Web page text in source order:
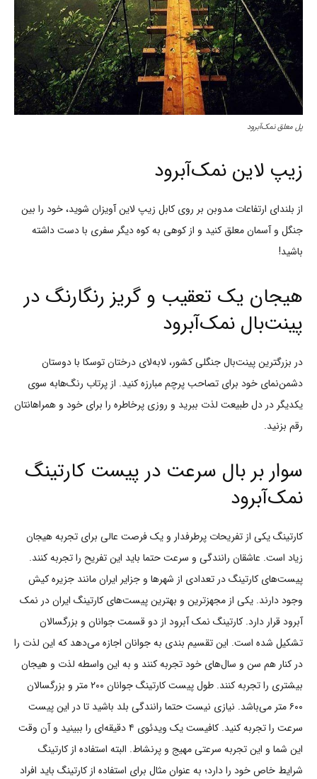
پل معلق نمک‌آبرود
زیپ لاین نمک‌آبرود
از بلندای ارتفاعات مدوبن بر روی کابل زیپ لاین آویزان شوید، خود را بین
جنگل و آسمان معلق کنید و از کوهی به کوه دیگر سفری با دست داشته
باشید!
هیجان یک تعقیب و گریز رنگارنگ در
پینت‌بال نمک‌آبرود
در بزرگترین پینت‌بال جنگلی کشور، لابه‌لای درختان توسکا با دوستان
دشمن‌نمای خود برای تصاحب پرچم مبارزه کنید. از پرتاب رنگ‌هابه سوی
یکدیگر در دل طبیعت لذت ببرید و روزی پرخاطره را برای خود و همراهانتان
رقم بزنید.
سوار بر بال سرعت در پیست کارتینگ
نمک‌آبرود
کارتینگ یکی از تفریحات پرطرفدار و یک فرصت عالی برای تجربه هیجان
زیاد است. عاشقان رانندگی و سرعت حتما باید این تفریح را تجربه کنند.
پیست‌های کارتینگ در تعدادی از شهرها و جزایر ایران مانند جزیره کیش
وجود دارند. یکی از مجهزترین و بهترین پیست‌های کارتینگ ایران در نمک
آبرود قرار دارد. کارتینگ نمک آبرود از دو قسمت جوانان و بزرگسالان
تشکیل شده است. این تقسیم بندی به جوانان اجازه می‌دهد که این لذت را
در کنار هم سن و سال‌های خود تجربه کنند و به این واسطه لذت و هیجان
بیشتری را تجربه کنند. طول پیست کارتینگ جوانان ۲۰۰ متر و بزرگسالان
۶۰۰ متر می‌باشد.
نیازی نیست حتما رانندگی بلد باشید تا در این پیست
سرعت را تجربه کنید. کافیست یک ویدئوی ۴ دقیقه‌ای را ببینید و آن‌ وقت
این شما و این تجربه سرعتی مهیج و پرنشاط. البته استفاده از کارتینگ
شرایط خاص خود را دارد؛ به عنوان مثال برای استفاده از کارتینگ باید افراد